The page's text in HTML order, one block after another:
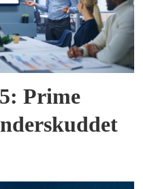
Prime